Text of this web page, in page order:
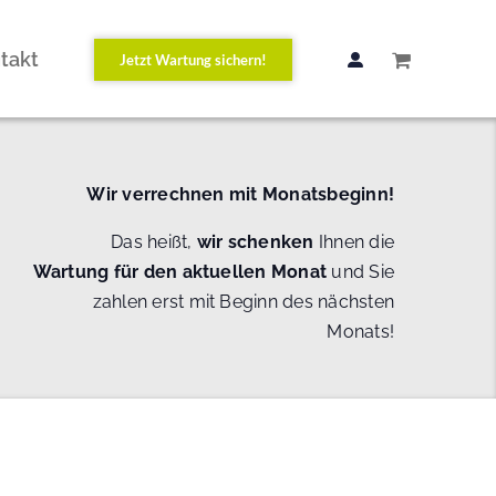
Jetzt Wartung sichern!
Wir verrechnen mit Monatsbeginn!
Das heißt, wir schenken Ihnen die
Wartung für den aktuellen Monat und Sie
zahlen erst mit Beginn des nächsten
Monats!